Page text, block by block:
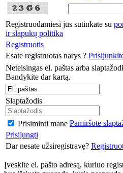
Registruodamiesi jūs sutinkate su
ir slapukų politika
Registruotis
Esate registruotas narys ?
Neteisingas el. paštas arba
Bandykite dar kartą.
Slaptažodis
Prisiminti mane Pamiršote
Prisijungti
Dar nesate užsiregistravę?
Įveskite el. pašto adresą, kuriuo